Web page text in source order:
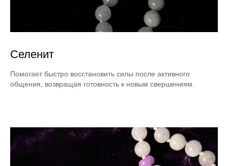
Селенит
Помогает быстро восстановить силы после активного
общения, возвращая готовность к новым свершениям.